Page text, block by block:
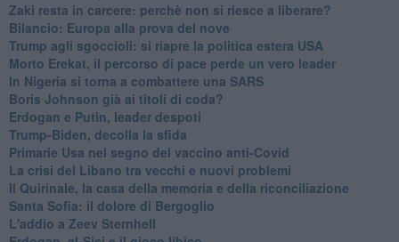
Zaki resta in carcere: perchè non si riesce a liberare?
Bilancio: Europa alla prova del nove
Trump agli sgoccioli: si riapre la politica estera USA
Morto Erekat, il percorso di pace perde un vero leader
In Nigeria si torna a combattere una SARS
Boris Johnson già ai titoli di coda?
Erdogan e Putin, leader despoti
Trump-Biden, decolla la sfida
Primarie Usa nel segno del vaccino anti-Covid
La crisi del Libano tra vecchi e nuovi problemi
Il Quirinale, la casa della memoria e della riconciliazione
Santa Sofia: il dolore di Bergoglio
L'addio a ​Zeev Sternhell